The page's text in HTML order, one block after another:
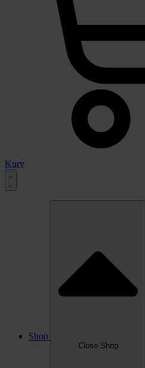
Kurv
Shop
Close Shop